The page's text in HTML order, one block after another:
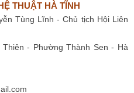
THUẬT HÀ TĨNH
Tùng Lĩnh - Chủ tịch Hội Liên
- Phường Thành Sen - Hà